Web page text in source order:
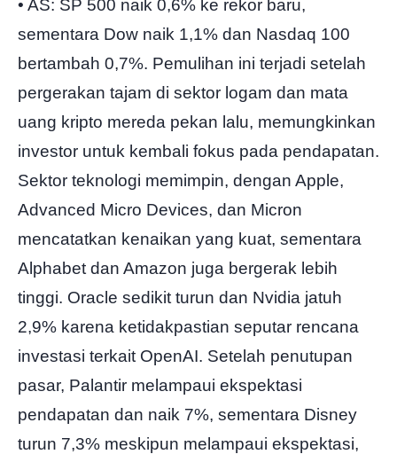
• AS: SP 500 naik 0,6% ke rekor baru,
sementara Dow naik 1,1% dan Nasdaq 100
bertambah 0,7%. Pemulihan ini terjadi setelah
pergerakan tajam di sektor logam dan mata
uang kripto mereda pekan lalu, memungkinkan
investor untuk kembali fokus pada pendapatan.
Sektor teknologi memimpin, dengan Apple,
Advanced Micro Devices, dan Micron
mencatatkan kenaikan yang kuat, sementara
Alphabet dan Amazon juga bergerak lebih
tinggi. Oracle sedikit turun dan Nvidia jatuh
2,9% karena ketidakpastian seputar rencana
investasi terkait OpenAI. Setelah penutupan
pasar, Palantir melampaui ekspektasi
pendapatan dan naik 7%, sementara Disney
turun 7,3% meskipun melampaui ekspektasi,